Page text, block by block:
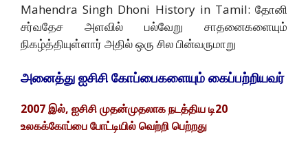
Mahendra Singh Dhoni History in Tamil: தோனி
சர்வதேச அளவில் பல்வேறு சாதனைகளையும்
நிகழ்த்தியுள்ளார் அதில் ஒரு சில பின்வருமாறு
அனைத்து ஐசிசி கோப்பைகளையும் கைப்பற்றியவர்
2007 இல், ஐசிசி முதன்முதலாக நடத்திய டி20
உலகக்கோப்பை போட்டியில் வெற்றி பெற்றது